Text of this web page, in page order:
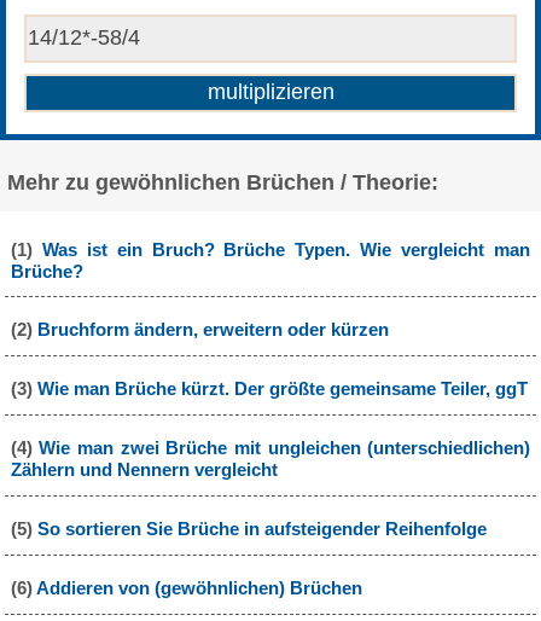
Mehr zu gewöhnlichen Brüchen / Theorie:
(1) Was ist ein Bruch? Brüche Typen. Wie vergleicht man
Brüche?
(2) Bruchform ändern, erweitern oder kürzen
(3) Wie man Brüche kürzt. Der größte gemeinsame Teiler, ggT
(4)Wie man zwei Brüche mit ungleichen (unterschiedlichen)
Zählern und Nennern vergleicht
(5) So sortieren Sie Brüche in aufsteigender Reihenfolge
(6)Addieren von (gewöhnlichen) Brüchen